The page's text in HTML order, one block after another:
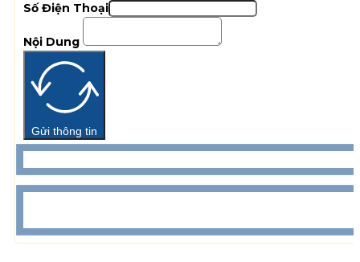
Số Điện Thoại
Nội Dung
Gửi thông tin